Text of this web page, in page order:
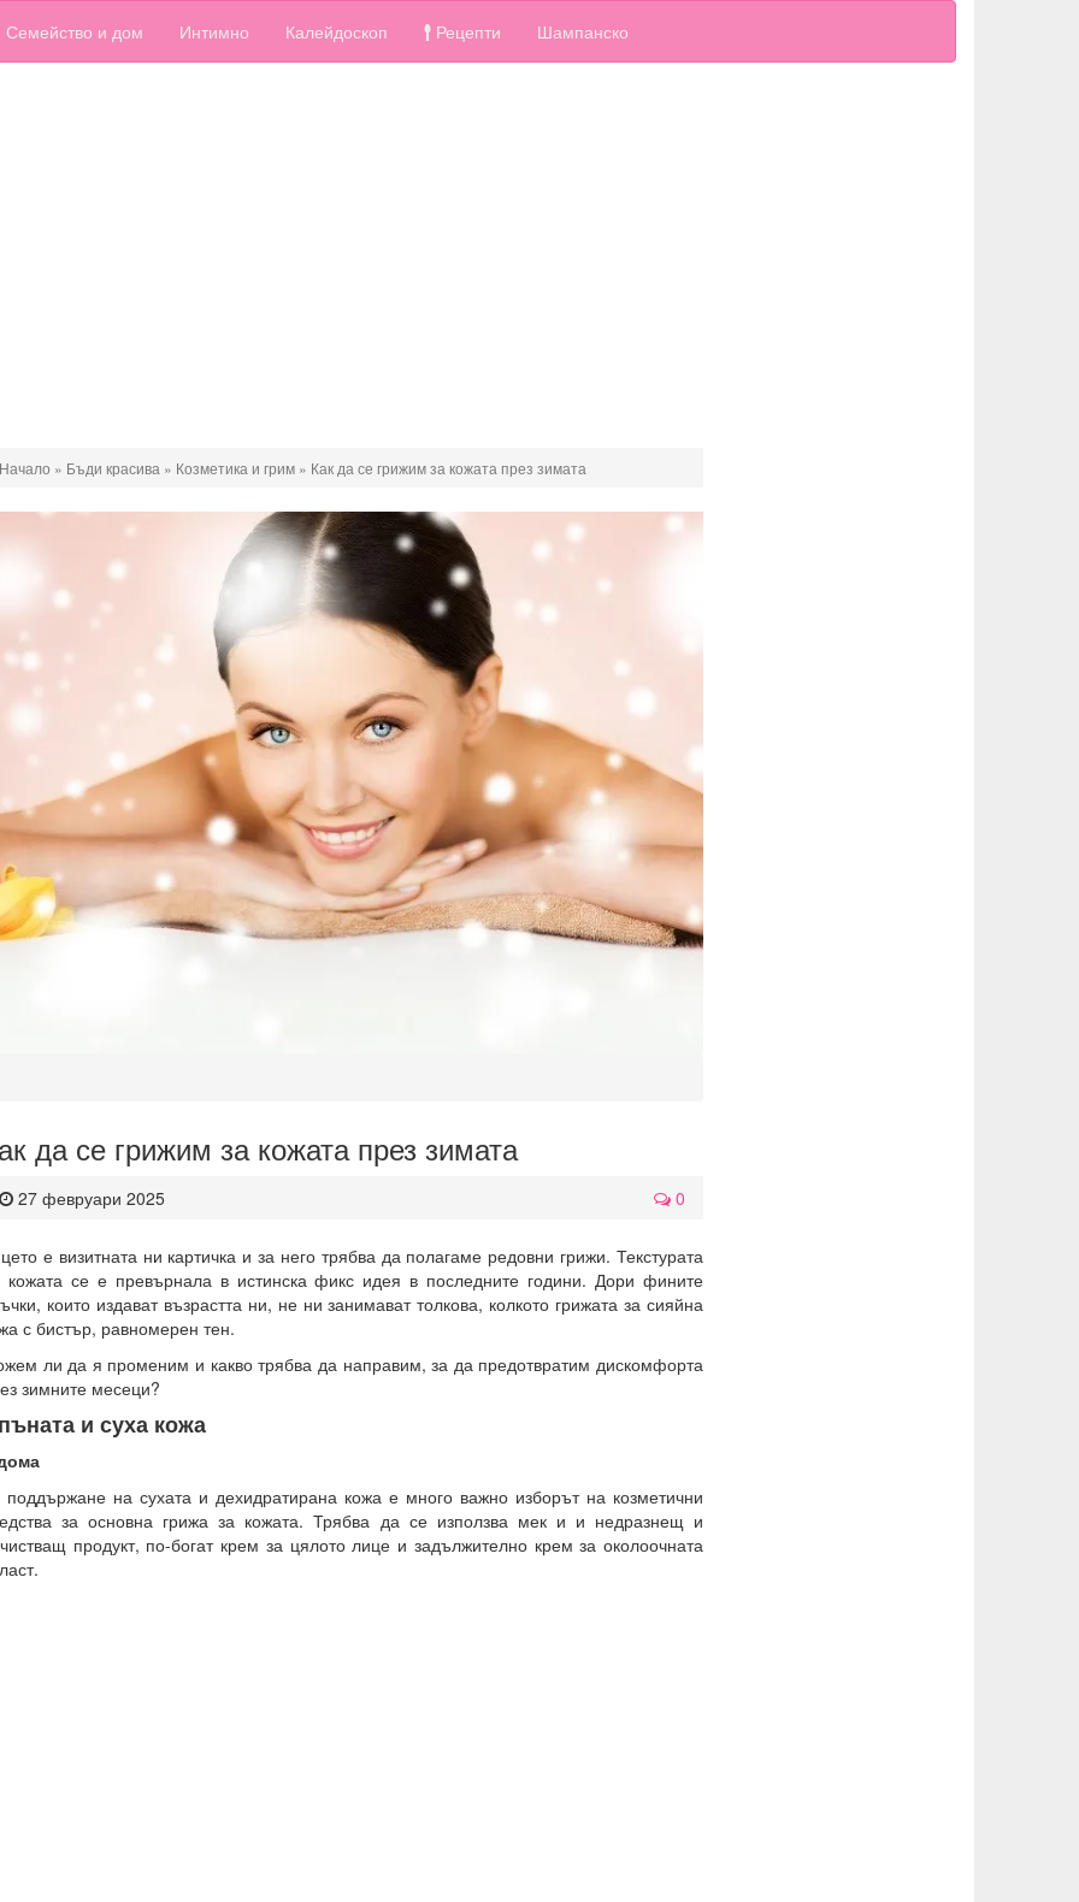
Семейство и дом Интимно Калейдоскоп Рецепти Шампанско
Начало » Бъди красива » Козметика и грим » Как да се грижим за кожата през зимата
да се грижим за кожата през зимата
27 февруари 2025 0
е визитната ни картичка и за него трябва да полагаме редовни грижи. Текстурата
кожата се е превърнала в истинска фикс идея в последните години. Дори фините
които издават възрастта ни, не ни занимават толкова, колкото грижата за сияйна
с бистър, равномерен тен.
ли да я променим и какво трябва да направим, за да предотвратим дискомфорта
зимните месеци?
и суха кожа
поддържане на сухата и дехидратирана кожа е много важно изборът на козметични
за основна грижа за кожата. Трябва да се използва мек и и недразнещ и
продукт, по-богат крем за цялото лице и задължително крем за околоочната